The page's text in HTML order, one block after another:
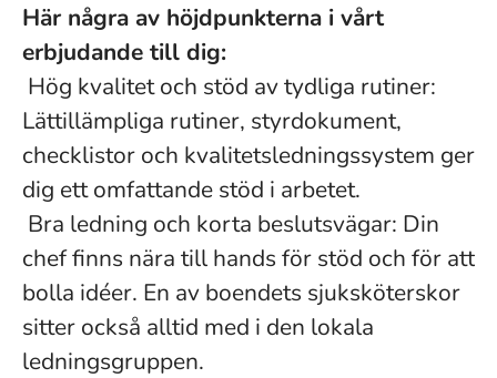
Här några av höjdpunkterna i vårt
erbjudande till dig:
Hög kvalitet och stöd av tydliga rutiner:
Lättillämpliga rutiner, styrdokument,
checklistor och kvalitetsledningssystem ger
dig ett omfattande stöd i arbetet.
Bra ledning och korta beslutsvägar: Din
chef finns nära till hands för stöd och för att
bolla idéer. En av boendets sjuksköterskor
sitter också alltid med i den lokala
ledningsgruppen.